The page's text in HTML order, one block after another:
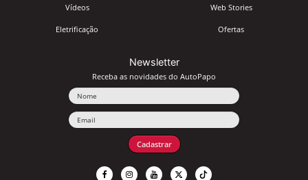
Vídeos
Eletrificação
Web Stories
Ofertas
Newsletter
Receba as novidades do AutoPapo
Cadastrar